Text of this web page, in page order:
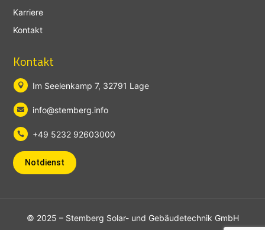
Karriere
Kontakt
Kontakt
 Im Seelenkamp 7, 32791 Lage
 info@stemberg.info
 +49 5232 92603000
Notdienst
© 2025 – Stemberg Solar- und Gebäudetechnik GmbH